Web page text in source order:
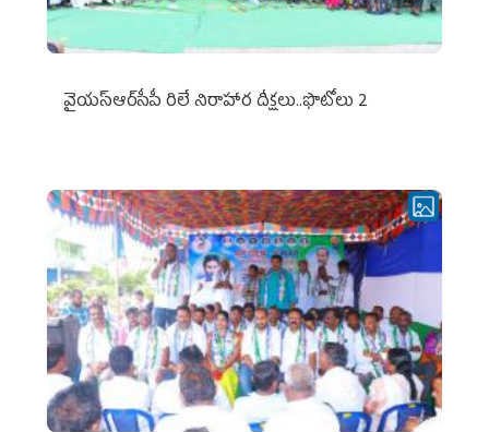
వైయ‌స్ఆర్‌సీపీ రిలే నిరాహార దీక్షలు..ఫొటోలు 2